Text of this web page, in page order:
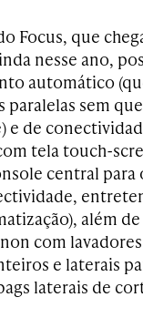
Focus, que
nesse ano,
automático
paralelas sem
e de
tela touch-
central
além
com
e laterais
laterais de